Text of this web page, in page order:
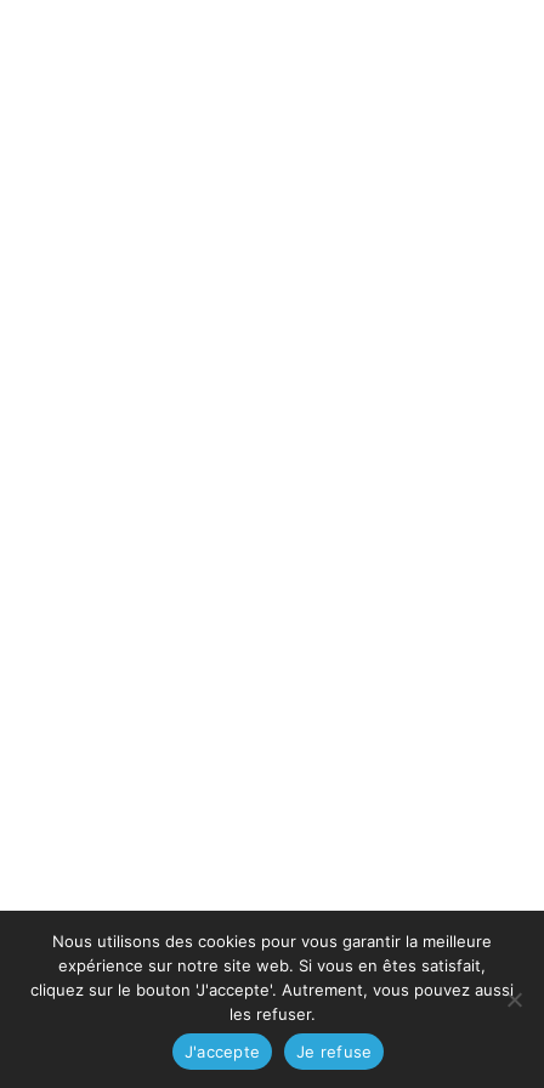
Nous utilisons des cookies pour vous garantir la meilleure
expérience sur notre site web. Si vous en êtes satisfait,
cliquez sur le bouton 'J'accepte'. Autrement, vous pouvez aussi
les refuser.
J'accepte
Je refuse